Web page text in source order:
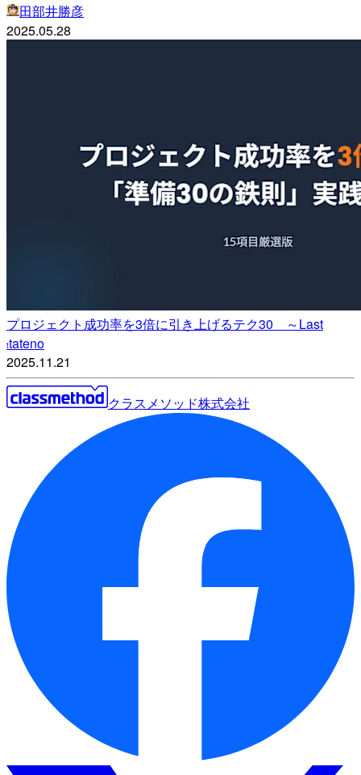
田部井勝彦
2025.05.28
プロジェクト成功率を3倍に引き上げるテク30 ～Last
ttateno
2025.11.21
クラスメソッド株式会社